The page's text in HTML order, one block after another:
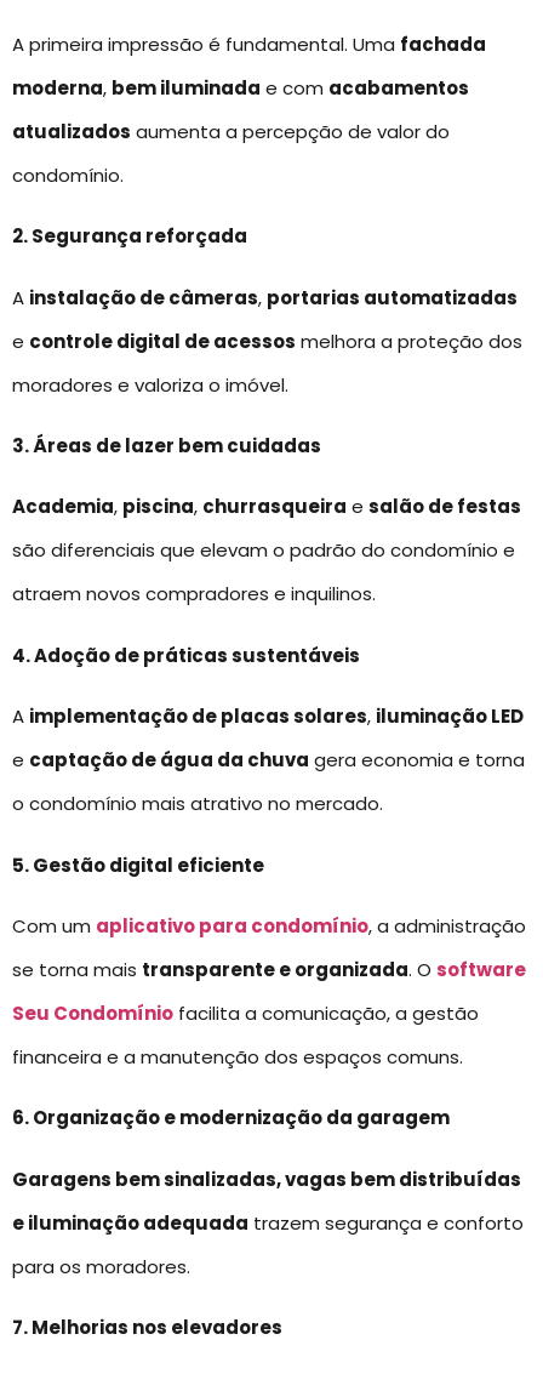
A primeira impressão é fundamental. Uma fachada
moderna, bem iluminada e com acabamentos
atualizados aumenta a percepção de valor do
condomínio.
2. Segurança reforçada
A instalação de câmeras, portarias automatizadas
e controle digital de acessos melhora a proteção dos
moradores e valoriza o imóvel.
3. Áreas de lazer bem cuidadas
Academia, piscina, churrasqueira e salão de festas
são diferenciais que elevam o padrão do condomínio e
atraem novos compradores e inquilinos.
4. Adoção de práticas sustentáveis
A implementação de placas solares, iluminação LED
e captação de água da chuva gera economia e torna
o condomínio mais atrativo no mercado.
5. Gestão digital eficiente
Com um aplicativo para condomínio, a administração
se torna mais transparente e organizada. O software
Seu Condomínio facilita a comunicação, a gestão
financeira e a manutenção dos espaços comuns.
6. Organização e modernização da garagem
Garagens bem sinalizadas, vagas bem distribuídas
e iluminação adequada trazem segurança e conforto
para os moradores.
7. Melhorias nos elevadores